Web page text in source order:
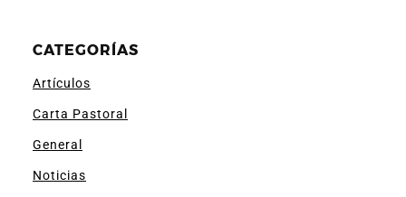
CATEGORÍAS
Artículos
Carta Pastoral
General
Noticias